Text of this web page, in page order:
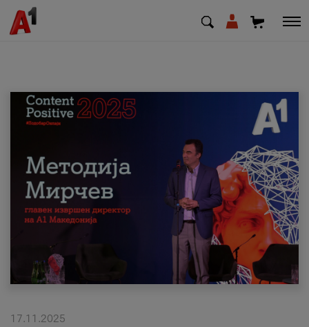
МК EN
Приватни Деловни
Поддршка
Надополни кредит
17.11.2025